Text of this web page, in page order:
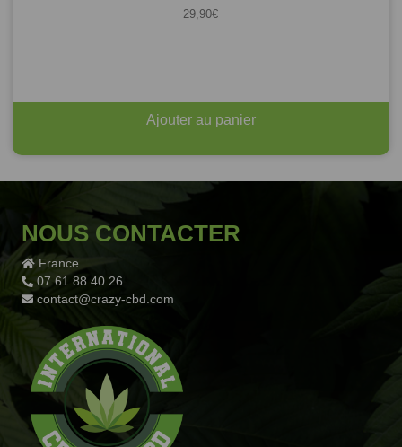
29,90€
Ajouter au panier
NOUS CONTACTER
France
07 61 88 40 26
contact@crazy-cbd.com